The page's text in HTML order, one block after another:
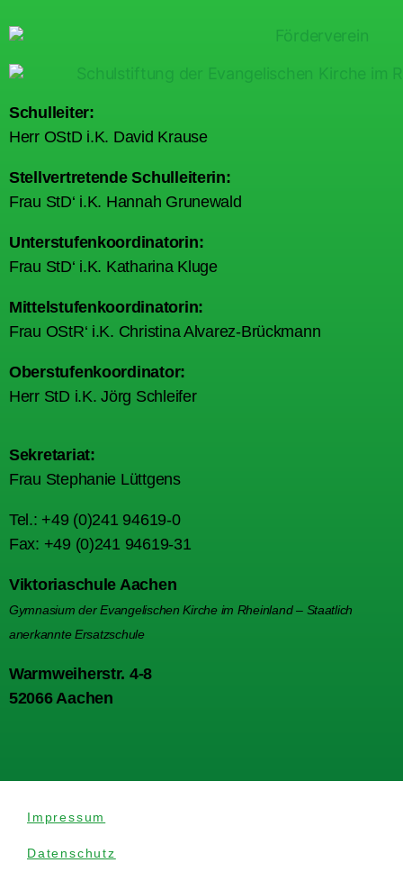
Schulleiter:
Herr OStD i.K. David Krause
Stellvertretende Schulleiterin:
Frau StD‘ i.K. Hannah Grunewald
Unterstufenkoordinatorin:
Frau StD‘ i.K. Katharina Kluge
Mittelstufenkoordinatorin:
Frau OStR‘ i.K. Christina Alvarez-Brückmann
Oberstufenkoordinator:
Herr StD i.K. Jörg Schleifer
Sekretariat:
Frau Stephanie Lüttgens
Tel.: +49 (0)241 94619-0
Fax: +49 (0)241 94619-31
Viktoriaschule Aachen
Gymnasium der Evangelischen Kirche im Rheinland – Staatlich
anerkannte Ersatzschule
Warmweiherstr. 4-8
52066 Aachen
Impressum
Datenschutz